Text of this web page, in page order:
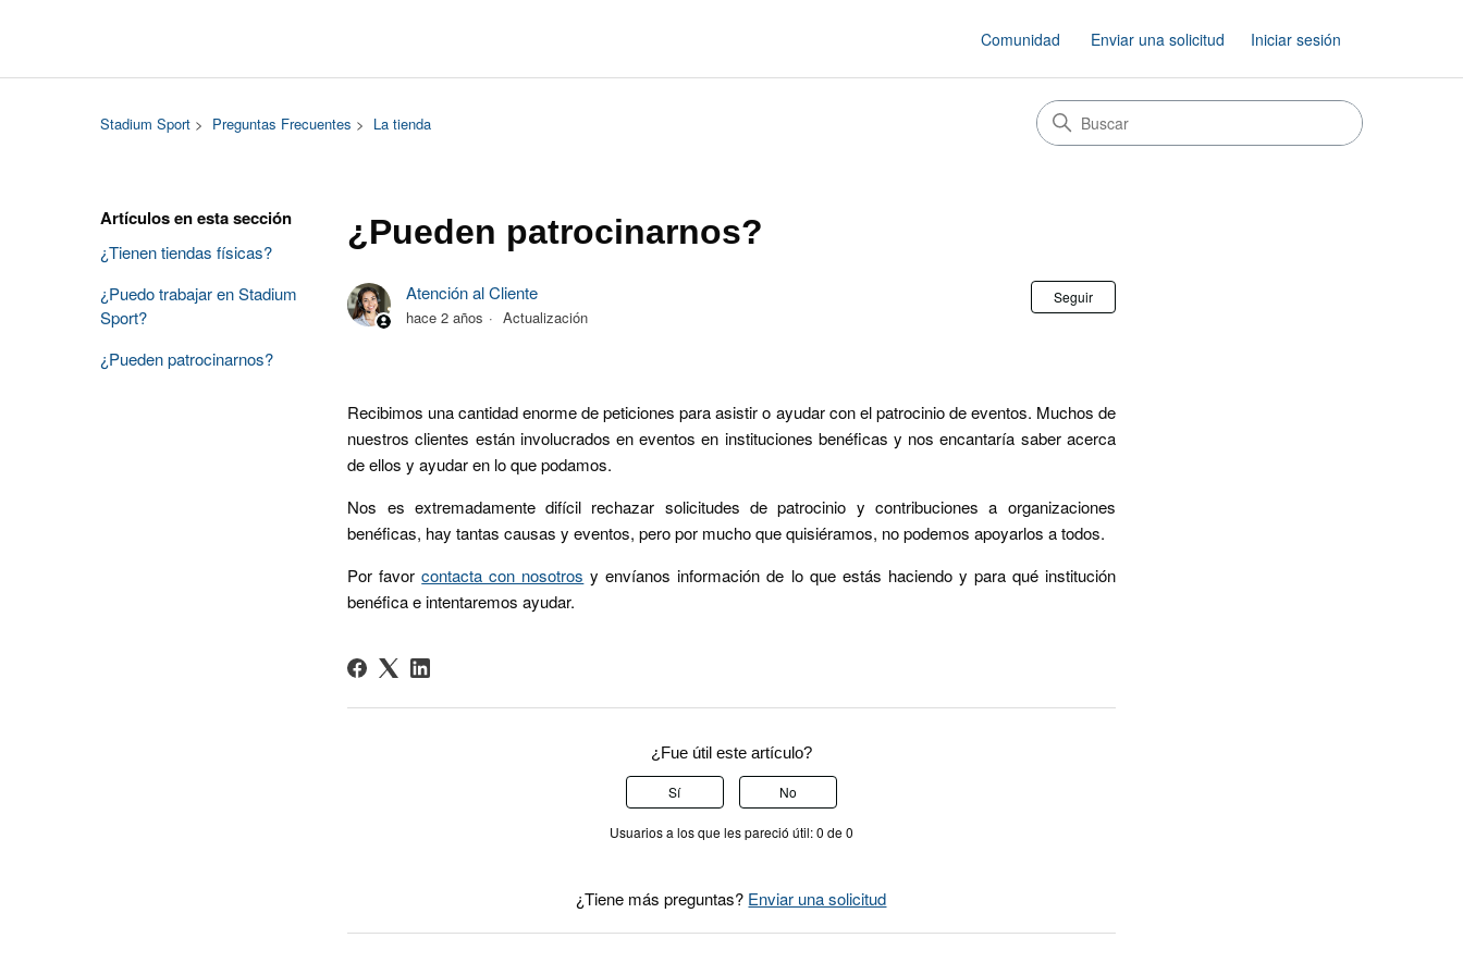
Comunidad Enviar una solicitud Iniciar sesión
Stadium Sport Preguntas Frecuentes La tienda
Artículos en esta sección
¿Tienen tiendas físicas?
¿Puedo trabajar en Stadium
Sport?
¿Pueden patrocinarnos?
¿Pueden patrocinarnos?
Atención al Cliente
hace 2 años Actualización
Seguir Nadie lo sigue aún
Recibimos una cantidad enorme de peticiones para asistir o ayudar con el patrocinio de eventos. Muchos de
nuestros clientes están involucrados en eventos en instituciones benéficas y nos encantaría saber acerca
de ellos y ayudar en lo que podamos.
Nos es extremadamente difícil rechazar solicitudes de patrocinio y contribuciones a organizaciones
benéficas, hay tantas causas y eventos, pero por mucho que quisiéramos, no podemos apoyarlos a todos.
Por favorcontacta con nosotros y envíanos información de lo que estás haciendo y para qué institución
benéfica e intentaremos ayudar.
¿Fue útil este artículo?
Sí No
Usuarios a los que les pareció útil: 0 de 0
¿Tiene más preguntas? Enviar una solicitud